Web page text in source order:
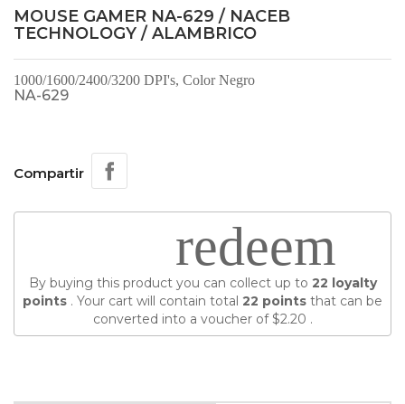
MOUSE GAMER NA-629 / NACEB
TECHNOLOGY / ALAMBRICO
1000/1600/2400/3200 DPI's, Color Negro
NA-629
Compartir
redeem
By buying this product you can collect up to 22 loyalty
points . Your cart will contain total 22 points that can be
converted into a voucher of$2.20 .